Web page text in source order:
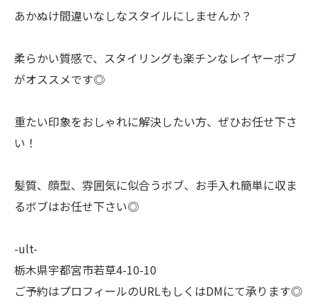
あかぬけ間違いなしなスタイルにしませんか？
柔らかい質感で、スタイリングも楽チンなレイヤーボブ
がオススメです◎
重たい印象をおしゃれに解決したい方、ぜひお任せ下さ
い！
髪質、顔型、雰囲気に似合うボブ、お手入れ簡単に収ま
るボブはお任せ下さい◎
-ult-
栃木県宇都宮市若草4-10-10
ご予約はプロフィールのURLもしくはDMにて承ります◎